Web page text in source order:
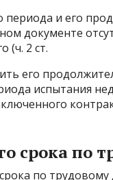
и его
документе
(ч. 2 ст.
его
испытания
срока по
по трудовому